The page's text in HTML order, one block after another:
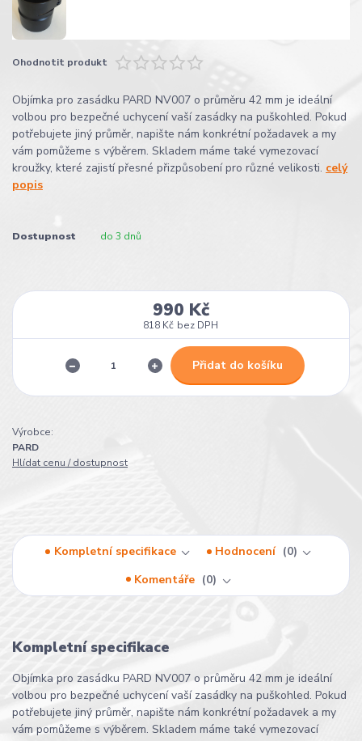
Ohodnotit produkt
Objímka pro zasádku PARD NV007 o průměru 42 mm je ideální
volbou pro bezpečné uchycení vaší zasádky na puškohled. Pokud
potřebujete jiný průměr, napište nám konkrétní požadavek a my
vám pomůžeme s výběrem. Skladem máme také vymezovací
kroužky, které zajistí přesné přizpůsobení pro různé velikosti. celý
popis
Dostupnost do 3 dnů
990 Kč
818 Kč bez DPH
Přidat do košíku
Výrobce:
PARD
Hlídat cenu / dostupnost
Kompletní specifikace Hodnocení
0
Komentáře
0
Kompletní specifikace
Objímka pro zasádku PARD NV007 o průměru 42 mm je ideální
volbou pro bezpečné uchycení vaší zasádky na puškohled. Pokud
potřebujete jiný průměr, napište nám konkrétní požadavek a my
vám pomůžeme s výběrem. Skladem máme také vymezovací